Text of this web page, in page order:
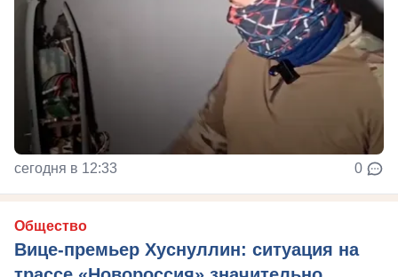
сегодня в 12:33 0
Общество
Вице-премьер Хуснуллин: ситуация на